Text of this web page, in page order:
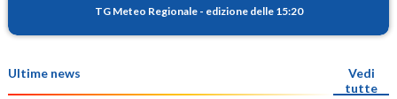
TG Meteo Regionale - edizione delle 15:20
Ultime news
Vedi
tutte